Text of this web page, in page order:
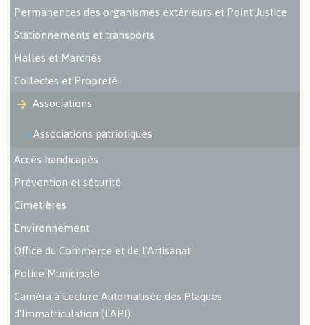
Permanences des organismes extérieurs et Point Justice
Stationnements et transports
Halles et Marchés
Collectes et Propreté
Associations
Associations patriotiques
Accès handicapés
Prévention et sécurité
Cimetières
Environnement
Office du Commerce et de l'Artisanat
Police Municipale
Caméra à Lecture Automatisée des Plaques
d'Immatriculation (LAPI)